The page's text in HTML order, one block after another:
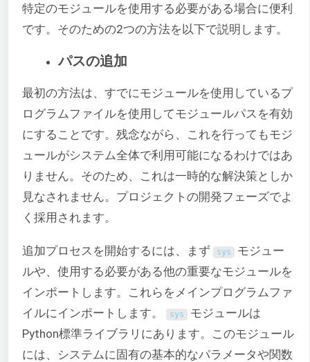
特定のモジュールを使用する必要がある場合に便利
です。そのための2つの方法を以下で説明します。
パスの追加
最初の方法は、すでにモジュールを使用しているプ
ログラムファイルを使用してモジュールパスを有効
にすることです。残念ながら、これを行ってもモジ
ュールがシステム全体で利用可能になるわけではあ
りません。そのため、これは一時的な解決策としか
見なされません。プロジェクトの開発フェーズでよ
く採用されます。
追加プロセスを開始するには、まず sys モジュー
ルや、使用する必要がある他の重要なモジュールを
インポートします。これらをメインプログラムファ
イルにインポートします。
sys モジュールは
Python標準ライブラリにあります。このモジュール
には、システムに固有の基本的なパラメータや関数